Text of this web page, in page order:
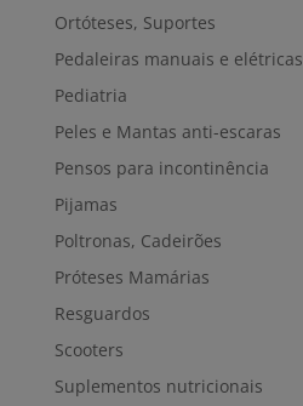
Ortóteses, Suportes
Pedaleiras manuais e elétricas
Pediatria
Peles e Mantas anti-escaras
Pensos para incontinência
Pijamas
Poltronas, Cadeirões
Próteses Mamárias
Resguardos
Scooters
Suplementos nutricionais